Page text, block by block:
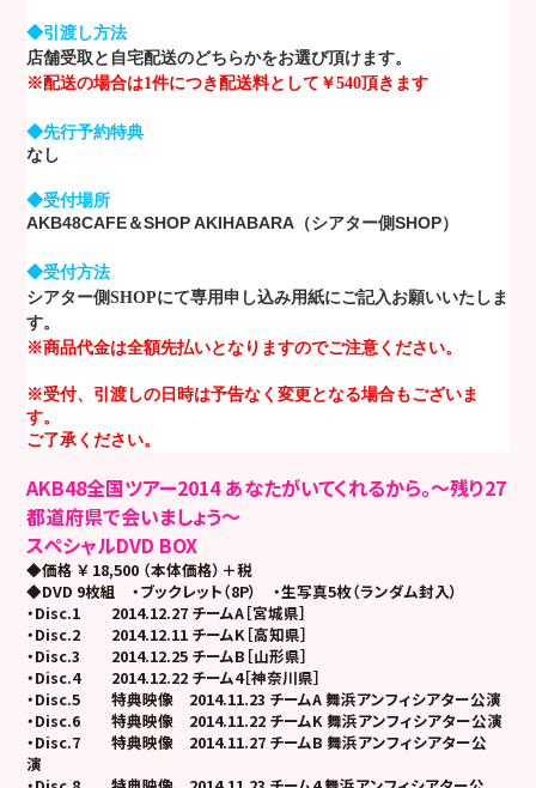
◆引渡し方法
店舗受取と自宅配送のどちらかをお選び頂けます。
※配送の場合は1件につき配送料として￥540頂きます
◆先行予約特典
なし
◆受付場所
AKB48CAFE＆SHOP AKIHABARA（シアター側SHOP）
◆受付方法
シアター側SHOPにて専用申し込み用紙にご記入お願いいたしま
す。
※商品代金は全額先払いとなりますのでご注意ください。
※受付、引渡しの日時は予告なく変更となる場合もございま
す。
ご了承ください。
AKB48全国ツアー2014 あなたがいてくれるから。～残り27
都道府県で会いましょう～
スペシャルDVD BOX
◆価格 ￥ 18,500 （本体価格）＋税
◆DVD 9枚組 ・ブックレット（8P） ・生写真5枚（ランダム封入）
・Disc.1 2014.12.27 チームA［宮城県］
・Disc.2 2014.12.11 チームK［高知県］
・Disc.3 2014.12.25 チームB［山形県］
・Disc.4 2014.12.22 チーム4［神奈川県］
・Disc.5 特典映像 2014.11.23 チームA 舞浜アンフィシアター公演
・Disc.6 特典映像 2014.11.22 チームK 舞浜アンフィシアター公演
・Disc.7 特典映像 2014.11.27 チームB 舞浜アンフィシアター公
演